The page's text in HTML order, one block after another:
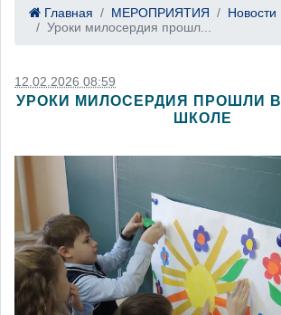
Главная МЕРОПРИЯТИЯ
Новости
Уроки милосердия прошл...
12.02.2026 08:59
УРОКИ МИЛОСЕРДИЯ ПРОШЛИ
ШКОЛЕ